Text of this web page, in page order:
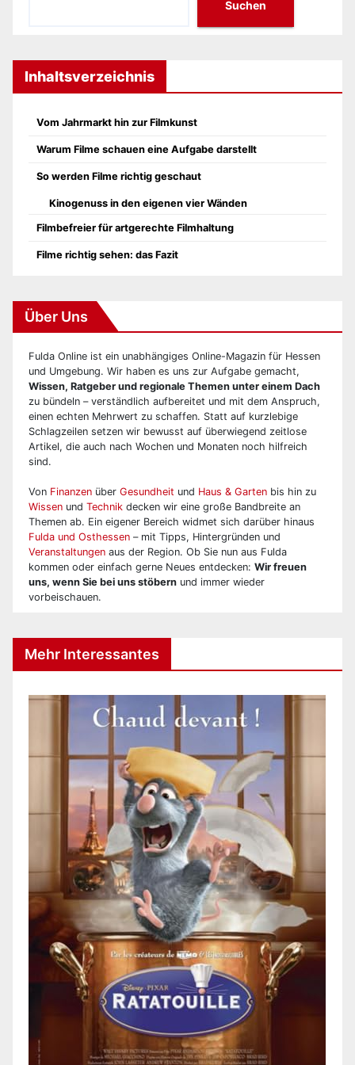
Suchen
Inhaltsverzeichnis
Vom Jahrmarkt hin zur Filmkunst
Warum Filme schauen eine Aufgabe darstellt
So werden Filme richtig geschaut
Kinogenuss in den eigenen vier Wänden
Filmbefreier für artgerechte Filmhaltung
Filme richtig sehen: das Fazit
Über Uns
Fulda Online ist ein unabhängiges Online-Magazin für Hessen
und Umgebung. Wir haben es uns zur Aufgabe gemacht,
Wissen, Ratgeber und regionale Themen unter einem Dach
zu bündeln – verständlich aufbereitet und mit dem Anspruch,
einen echten Mehrwert zu schaffen. Statt auf kurzlebige
Schlagzeilen setzen wir bewusst auf überwiegend zeitlose
Artikel, die auch nach Wochen und Monaten noch hilfreich
sind.
Von Finanzen über Gesundheit und Haus & Garten bis hin zu
Wissen und Technik decken wir eine große Bandbreite an
Themen ab. Ein eigener Bereich widmet sich darüber hinaus
Fulda und Osthessen – mit Tipps, Hintergründen und
Veranstaltungen aus der Region. Ob Sie nun aus Fulda
kommen oder einfach gerne Neues entdecken: Wir freuen
uns, wenn Sie bei uns stöbern und immer wieder
vorbeischauen.
Mehr Interessantes